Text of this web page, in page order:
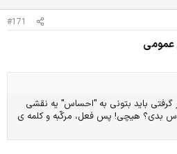
#171
عمومی
گرفتی باید بتونی به "احساس" یه نقشی
بدی؟ هیچی! پس فعل، مرکّبه و کلمه ی